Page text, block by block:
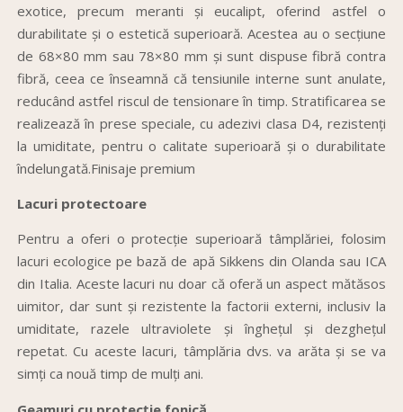
exotice, precum meranti și eucalipt, oferind astfel o
durabilitate și o estetică superioară. Acestea au o secțiune
de 68×80 mm sau 78×80 mm și sunt dispuse fibră contra
fibră, ceea ce înseamnă că tensiunile interne sunt anulate,
reducând astfel riscul de tensionare în timp. Stratificarea se
realizează în prese speciale, cu adezivi clasa D4, rezistenți
la umiditate, pentru o calitate superioară și o durabilitate
îndelungată.Finisaje premium
Lacuri protectoare
Pentru a oferi o protecție superioară tâmplăriei, folosim
lacuri ecologice pe bază de apă Sikkens din Olanda sau ICA
din Italia. Aceste lacuri nu doar că oferă un aspect mătăsos
uimitor, dar sunt și rezistente la factorii externi, inclusiv la
umiditate, razele ultraviolete și înghețul și dezghețul
repetat. Cu aceste lacuri, tâmplăria dvs. va arăta și se va
simți ca nouă timp de mulți ani.